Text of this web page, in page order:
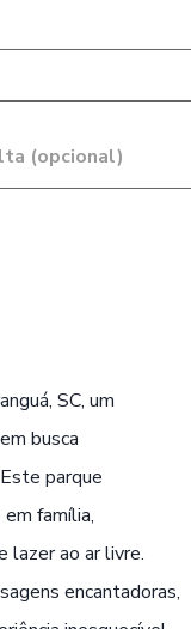
(opcional)
SC, um
busca
parque
família,
lazer ao ar livre.
encantadoras,